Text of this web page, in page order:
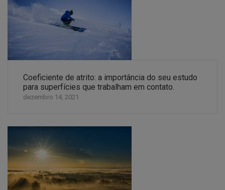
Coeficiente de atrito: a importância do seu estudo
para superfícies que trabalham em contato.
dezembro 14, 2021